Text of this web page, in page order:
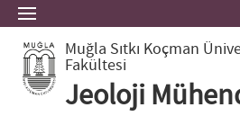
Muğla Sıtkı Koçman
Fakültesi
Jeoloji